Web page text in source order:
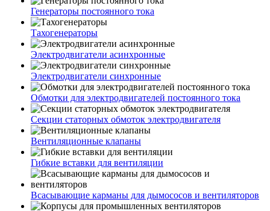
Генераторы постоянного тока
Тахогенераторы
Электродвигатели асинхронные
Электродвигатели синхронные
Обмотки для электродвигателей постоянного тока
Секции статорных обмоток электродвигателя
Вентиляционные клапаны
Гибкие вставки для вентиляции
Всасывающие карманы для дымососов и вентиляторов